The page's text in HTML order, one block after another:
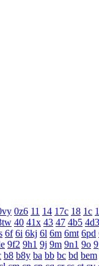
0z6 11 14 17c 18 1c
40 41x 43 47 4b5 4d3
6f 6i 6kj 6l 6m 6mt 6pd
9f2 9h1 9j 9m 9n1 9o
b8 b8y ba bb bc bd bem